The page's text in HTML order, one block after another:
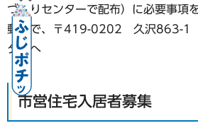
づくりセンターで配布）に必要事項
郵送で、〒419-0202 久沢863-1
ターへ
市営住宅入居者募集